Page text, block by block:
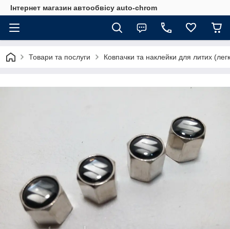
Інтернет магазин автообвісу auto-chrom
Товари та послуги Ковпачки та наклейки для литих